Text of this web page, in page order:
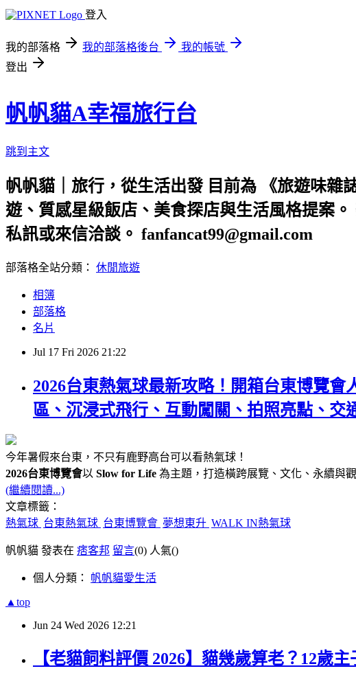
登入
我的部落格 我的部落格後台
我的帳號
登出
帆帆貓A幸福旅行台
跳到主文
帆帆貓｜旅行，從生活出發 目前為 《旅遊味雜
遊、質感星級飯店、美食探店與生活風格提案
私訊或來信洽談。 fanfancat99@gmail.com
部落格全站分類： 休閒旅遊
相簿
部落格
名片
Jul 17 Fri 2026 21:22
2026台東熱氣球最新攻略！開箱台東博覽
區、沉浸式飛行、互動闖關、拍照亮點、
今年暑假來台東，不只有鹿野高台可以看熱氣球！
2026台東博覽會以 Slow for Life 為主題，打造橫跨展覽、文化、永續與
(繼續閱讀...)
文章標籤：
熱氣球 台東熱氣球 台東博覽會 夢想東升 WALK IN熱氣球
帆帆貓 發表在 痞客邦 留言(0) 人氣()
個人分類： 帆帆貓愛生活
▲top
Jun 24 Wed 2026 12:21
【老貓飼料評價 2026】貓幾歲算老？12歲